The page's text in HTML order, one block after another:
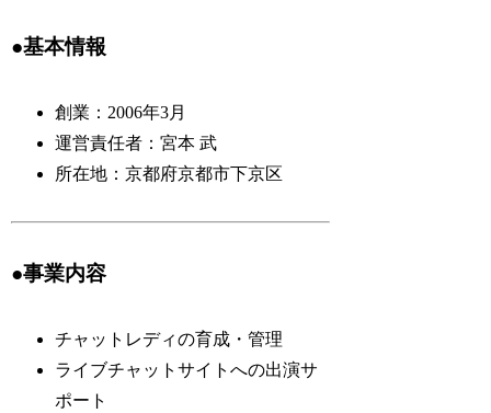
●基本情報
創業：2006年3月
運営責任者：宮本 武
所在地：京都府京都市下京区
●事業内容
チャットレディの育成・管理
ライブチャットサイトへの出演サ
ポート